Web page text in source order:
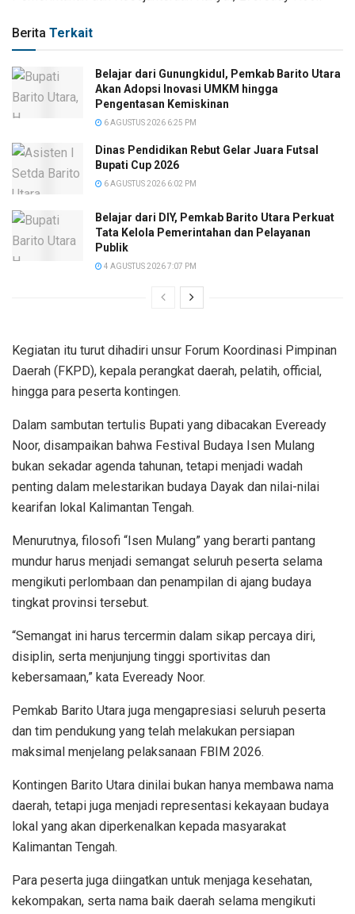
Berita Terkait
Belajar dari Gunungkidul, Pemkab Barito Utara
Akan Adopsi Inovasi UMKM hingga
Pengentasan Kemiskinan
6 AGUSTUS 2026 6:25 PM
Dinas Pendidikan Rebut Gelar Juara Futsal
Bupati Cup 2026
6 AGUSTUS 2026 6:02 PM
Belajar dari DIY, Pemkab Barito Utara Perkuat
Tata Kelola Pemerintahan dan Pelayanan
Publik
4 AGUSTUS 2026 7:07 PM
Kegiatan itu turut dihadiri unsur Forum Koordinasi Pimpinan
Daerah (FKPD), kepala perangkat daerah, pelatih, official,
hingga para peserta kontingen.
Dalam sambutan tertulis Bupati yang dibacakan Eveready
Noor, disampaikan bahwa Festival Budaya Isen Mulang
bukan sekadar agenda tahunan, tetapi menjadi wadah
penting dalam melestarikan budaya Dayak dan nilai-nilai
kearifan lokal Kalimantan Tengah.
Menurutnya, filosofi “Isen Mulang” yang berarti pantang
mundur harus menjadi semangat seluruh peserta selama
mengikuti perlombaan dan penampilan di ajang budaya
tingkat provinsi tersebut.
“Semangat ini harus tercermin dalam sikap percaya diri,
disiplin, serta menjunjung tinggi sportivitas dan
kebersamaan,” kata Eveready Noor.
Pemkab Barito Utara juga mengapresiasi seluruh peserta
dan tim pendukung yang telah melakukan persiapan
maksimal menjelang pelaksanaan FBIM 2026.
Kontingen Barito Utara dinilai bukan hanya membawa nama
daerah, tetapi juga menjadi representasi kekayaan budaya
lokal yang akan diperkenalkan kepada masyarakat
Kalimantan Tengah.
Para peserta juga diingatkan untuk menjaga kesehatan,
kekompakan, serta nama baik daerah selama mengikuti